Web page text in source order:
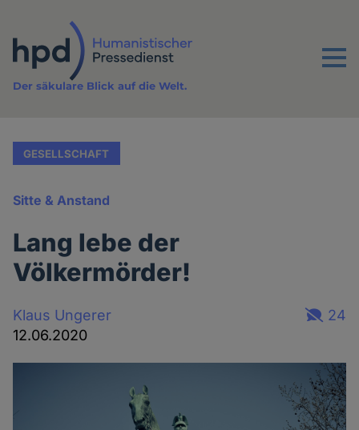
Inhalt
Menu
Der säkulare Blick auf die Welt.
GESELLSCHAFT
Sitte & Anstand
Lang lebe der
Völkermörder!
Klaus Ungerer
12.06.2020
24